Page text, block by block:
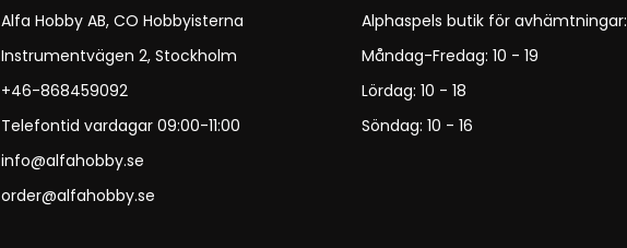
Alfa Hobby AB, CO Hobbyisterna
Instrumentvägen 2, Stockholm
+46-868459092
Telefontid vardagar 09:00-11:00
info@alfahobby.se
order@alfahobby.se
Alphaspels butik för avhämtningar:
Måndag-Fredag: 10 - 19
Lördag: 10 - 18
Söndag: 10 - 16